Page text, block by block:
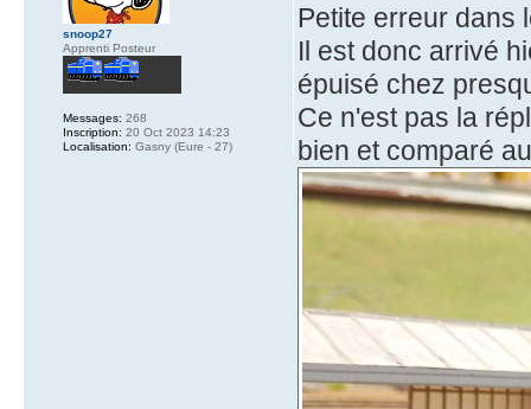
Petite erreur dans
Il est donc arrivé
épuisé chez
Ce n'est pas la
bien et comparé
snoop27
Apprenti Posteur
Messages: 268
Inscription: 20 Oct 2023 14:23
Localisation: Gasny (Eure - 27)